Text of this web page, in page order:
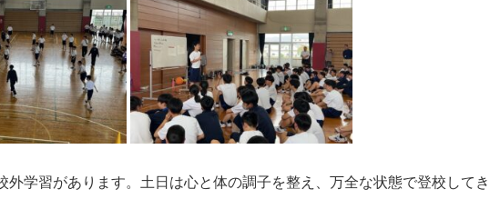
外学習があります。土日は心と体の調子を整え、万全な状態で登校してき